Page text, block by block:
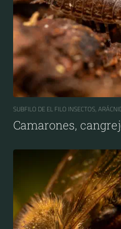
SUBFILO DE EL FILO INSECTOS,
Camarones,